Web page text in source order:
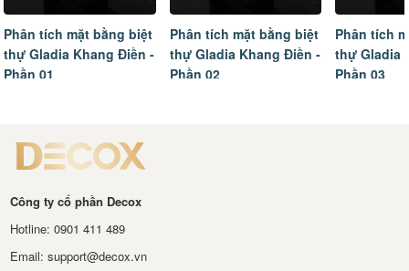
Phân tích mặt bằng biệt
thự Gladia Khang Điền -
Phần 02
Phân tích mặt bằng biệt
thự Gladia Khang Điền -
Phần 03
Tâm sự
ngôi nhà
hoàn thiện
Công ty cổ phần Decox
Hotline: 0901 411 489
Email: support@decox.vn